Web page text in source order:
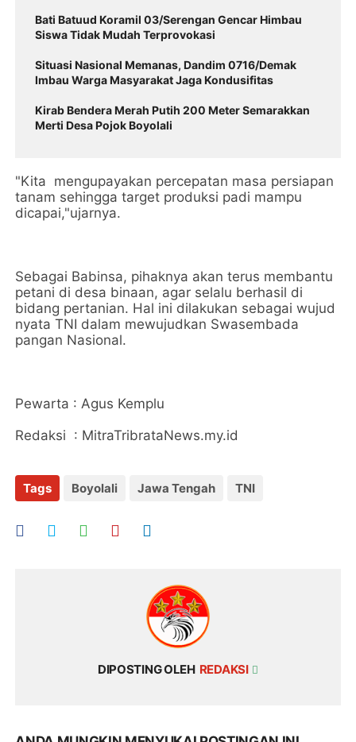
Bati Batuud Koramil 03/Serengan Gencar Himbau
Siswa Tidak Mudah Terprovokasi
Situasi Nasional Memanas, Dandim 0716/Demak
Imbau Warga Masyarakat Jaga Kondusifitas
Kirab Bendera Merah Putih 200 Meter Semarakkan
Merti Desa Pojok Boyolali
"Kita mengupayakan percepatan masa persiapan
tanam sehingga target produksi padi mampu
dicapai,"ujarnya.
Sebagai Babinsa, pihaknya akan terus membantu
petani di desa binaan, agar selalu berhasil di
bidang pertanian. Hal ini dilakukan sebagai wujud
nyata TNI dalam mewujudkan Swasembada
pangan Nasional.
Pewarta : Agus Kemplu
Redaksi : MitraTribrataNews.my.id
Tags Boyolali Jawa Tengah TNI
DIPOSTING OLEH REDAKSI